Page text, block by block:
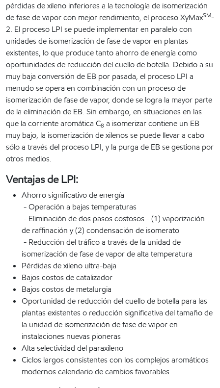
pérdidas de xileno inferiores a la tecnología de isomerización
de fase de vapor con mejor rendimiento, el proceso XyMaxSM-
2. El proceso LPI se puede implementar en paralelo con
unidades de isomerización de fase de vapor en plantas
existentes, lo que produce tanto ahorro de energía como
oportunidades de reducción del cuello de botella. Debido a su
muy baja conversión de EB por pasada, el proceso LPI a
menudo se opera en combinación con un proceso de
isomerización de fase de vapor, donde se logra la mayor parte
de la eliminación de EB. Sin embargo, en situaciones en las
que la corriente aromática C8 a isomerizar contiene un EB
muy bajo, la isomerización de xilenos se puede llevar a cabo
sólo a través del proceso LPI, y la purga de EB se gestiona por
otros medios.
Ventajas de LPI:
Ahorro significativo de energía
- Operación a bajas temperaturas
- Eliminación de dos pasos costosos - (1) vaporización
de raffinación y (2) condensación de isomerato
- Reducción del tráfico a través de la unidad de
isomerización de fase de vapor de alta temperatura
Pérdidas de xileno ultra-baja
Bajos costos de catalizador
Bajos costos de metalurgia
Oportunidad de reducción del cuello de botella para las
plantas existentes o reducción significativa del tamaño de
la unidad de isomerización de fase de vapor en
instalaciones nuevas pioneras
Alta selectividad del paraxileno
Ciclos largos consistentes con los complejos aromáticos
modernos calendario de cambios favorables